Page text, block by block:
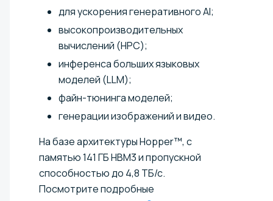
для ускорения генеративного AI;
высокопроизводительных
вычислений (HPC);
инференса больших языковых
моделей (LLM);
файн-тюнинга моделей;
генерации изображений и видео.
На базе архитектуры Hopper™, с
памятью 141 ГБ HBM3 и пропускной
способностью до 4,8 ТБ/с.
Посмотрите подробные